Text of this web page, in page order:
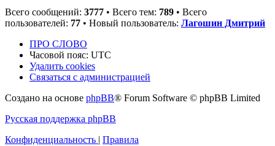
Всего сообщений: 3777 • Всего тем: 789 • Всего
пользователей: 77 • Новый пользователь: Лагошин Дмитрий
ПРО СЛОВО
Часовой пояс: UTC
Удалить cookies
Связаться с администрацией
Создано на основе phpBB® Forum Software © phpBB Limited
Русская поддержка phpBB
Конфиденциальность | Правила